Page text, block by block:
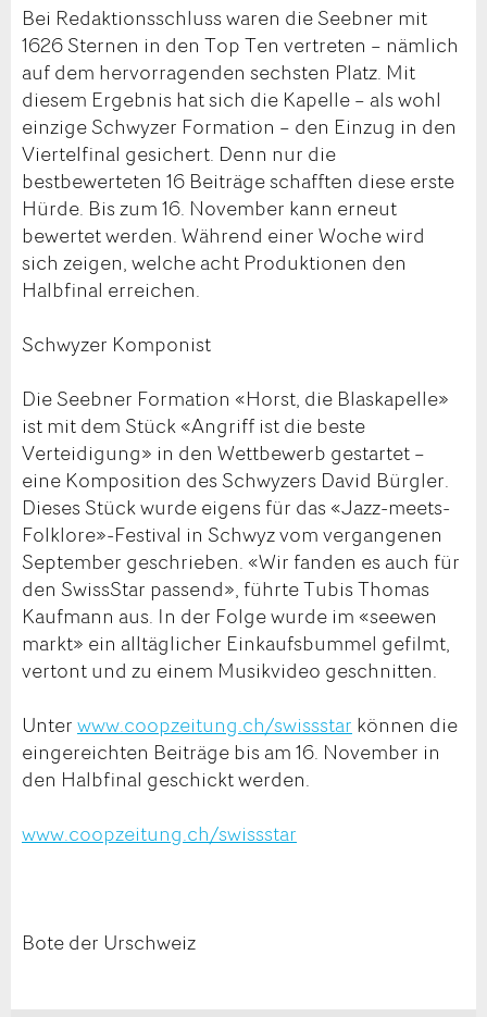
Bei Redaktionsschluss waren die Seebner mit
1626 Sternen in den Top Ten vertreten – nämlich
auf dem hervorragenden sechsten Platz. Mit
diesem Ergebnis hat sich die Kapelle – als wohl
einzige Schwyzer Formation – den Einzug in den
Viertelfinal gesichert. Denn nur die
bestbewerteten 16 Beiträge schafften diese erste
Hürde. Bis zum 16. November kann erneut
bewertet werden. Während einer Woche wird
sich zeigen, welche acht Produktionen den
Halbfinal erreichen.
Schwyzer Komponist
Die Seebner Formation «Horst, die Blaskapelle»
ist mit dem Stück «Angriff ist die beste
Verteidigung» in den Wettbewerb gestartet –
eine Komposition des Schwyzers David Bürgler.
Dieses Stück wurde eigens für das «Jazz-meets-
Folklore»-Festival in Schwyz vom vergangenen
September geschrieben. «Wir fanden es auch für
den SwissStar passend», führte Tubis Thomas
Kaufmann aus. In der Folge wurde im «seewen
markt» ein alltäglicher Einkaufsbummel gefilmt,
vertont und zu einem Musikvideo geschnitten.
Unterwww.coopzeitung.ch/swissstar können die
eingereichten Beiträge bis am 16. November in
den Halbfinal geschickt werden.
www.coopzeitung.ch/swissstar
Bote der Urschweiz